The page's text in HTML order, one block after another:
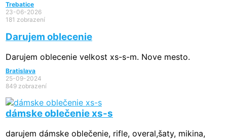
Trebatice
23-06-2026
181 zobrazení
Darujem oblecenie
Darujem oblecenie velkost xs-s-m. Nove mesto.
Bratislava
25-09-2024
849 zobrazení
dámske oblečenie xs-s
darujem dámske oblečenie, rifle, overal,šaty, mikina,